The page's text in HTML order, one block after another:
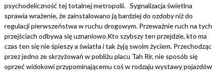
psychodeliczność tej totalnej metropolii. Sygnalizacja świetlna
sprawia wrażenie, że zainstalowano ją bardziej do ozdoby niż do
regulacji pierwszeństwa w ruchu drogowym. Przeważnie ruch na tych
przejściach odbywa się uznaniowo.Kto szybszy ten przejdzie, kto ma
czas ten się nie śpieszy a światła i tak żyją swoim życiem. Przechodząc
przez jedno ze skrzyżowań w pobliżu placu Tah Rir, nie sposób się
oprzeć widokowi przypominającemu coś w rodzaju wystawy pojazdów